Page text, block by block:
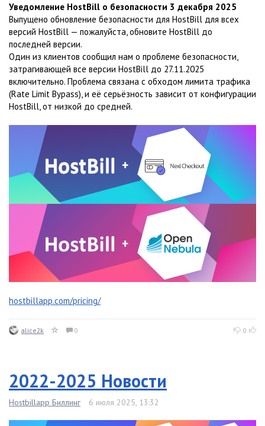
Уведомление HostBill о безопасности 3 декабря 2025
Выпущено обновление безопасности для HostBill для всех
версий HostBill — пожалуйста, обновите HostBill до
последней версии.
Один из клиентов сообщил нам о проблеме безопасности,
затрагивающей все версии HostBill до 27.11.2025
включительно. Проблема связана с обходом лимита трафика
(Rate Limit Bypass), и её серьёзность зависит от конфигурации
HostBill, от низкой до средней.
hostbillapp.com/pricing/
alice2k 0 0
2022-2025 Новости
Hostbillapp Биллинг 6 июля 2025, 13:32